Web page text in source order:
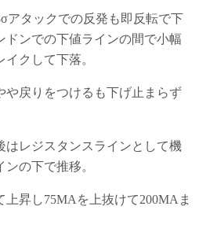
アタックでの反発も即反転で下
ドンでの下値ラインの間で小幅
クして下落。
や戻りをつけるも下げ止まらず
はレジスタンスラインとして機
の下で推移。
上昇し75MAを上抜けて200MAま